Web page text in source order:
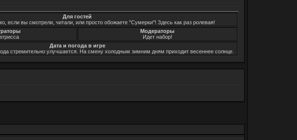
Для гостей
если вы смотрели, читали, или просто обожаете "Сумерки"! Здесь как раз ролевая!
Модераторы
Идет набор!
Дата и погода в игре
стремительно улучшается. На смену холодным зимним дням приходит весеннее солнце.